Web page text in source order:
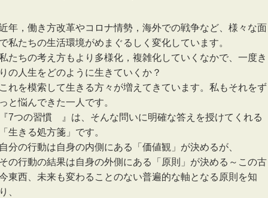
年，働き方改革やコロナ情勢，海外での戦争など、様々な面
私たちの生活環境がめまぐるしく変化しています。
たちの考え方もより多様化，複雑化していくなかで、一度き
の人生をどのように生きていくか？
れを模索して生きる方々が増えてきています。私もそれをず
と悩んできた一人です。
7つの習慣®』は、そんな問いに明確な答えを授けてくれる
生きる処方箋」です。
分の行動は自身の内側にある「価値観」が決めるが、
の行動の結果は自身の外側にある「原則」が決める～この古
東西、未来も変わることのない普遍的な軸となる原則を知
、